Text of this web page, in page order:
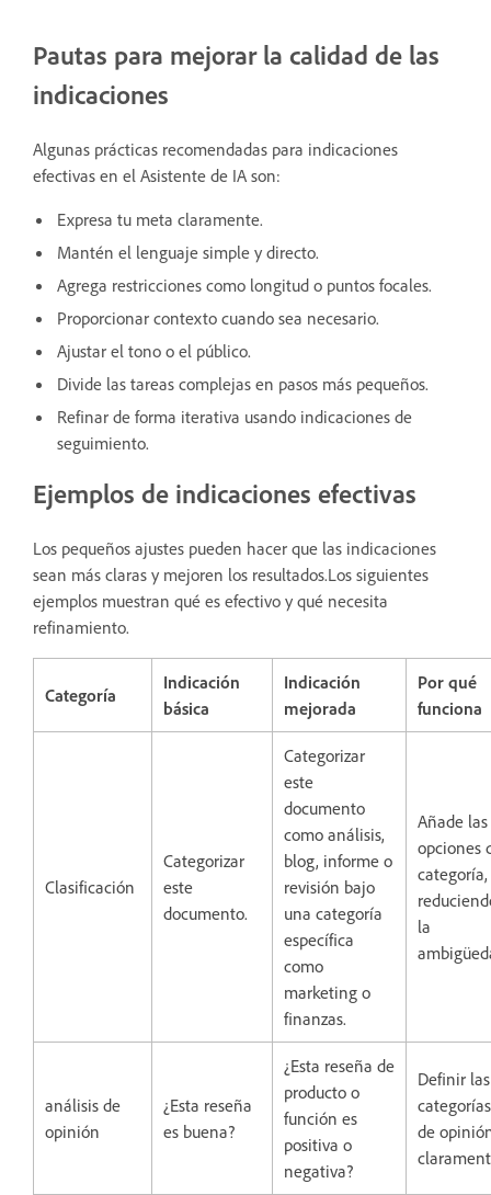
Pautas para mejorar la calidad de las
indicaciones
Algunas prácticas recomendadas para indicaciones
efectivas en el Asistente de IA son:
Expresa tu meta claramente.
Mantén el lenguaje simple y directo.
Agrega restricciones como longitud o puntos focales.
Proporcionar contexto cuando sea necesario.
Ajustar el tono o el público.
Divide las tareas complejas en pasos más pequeños.
Refinar de forma iterativa usando indicaciones de
seguimiento.
Ejemplos de indicaciones efectivas
Los pequeños ajustes pueden hacer que las indicaciones
sean más claras y mejoren los resultados.Los siguientes
ejemplos muestran qué es efectivo y qué necesita
refinamiento.
Categoría
Indicación
básica
Indicación
mejorada
Por qué
funciona
Clasificación
Categorizar
este
documento.
Categorizar
este
documento
como análisis,
blog, informe o
revisión bajo
una categoría
específica
como
marketing o
finanzas.
Añade las
opciones
categoría,
la
análisis de
opinión
¿Esta reseña
es buena?
¿Esta reseña de
producto o
función es
positiva o
negativa?
Definir las
categorías
de